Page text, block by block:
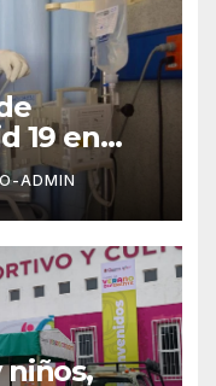
19 en
ADMIN
niños,